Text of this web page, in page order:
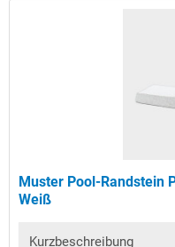
Muster Pool-Randstein
Weiß
Kurzbeschreibung